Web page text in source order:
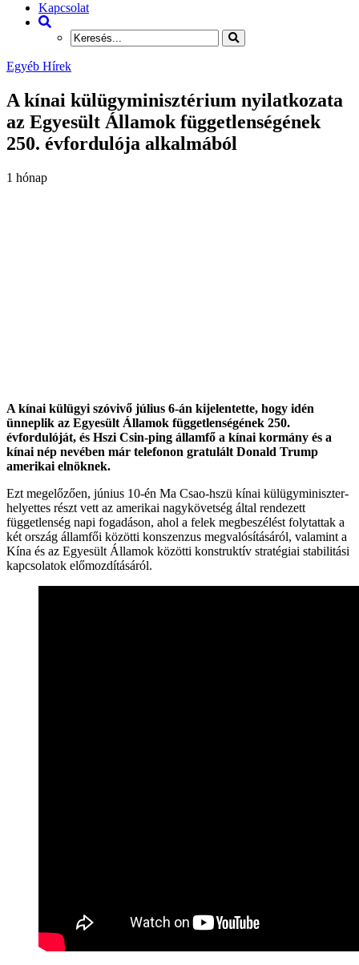
Kapcsolat
Egyéb Hírek
A kínai külügyminisztérium nyilatkozata
az Egyesült Államok függetlenségének
250. évfordulója alkalmából
1 hónap
A kínai külügyi szóvivő július 6-án kijelentette, hogy idén
ünneplik az Egyesült Államok függetlenségének 250.
évfordulóját, és Hszi Csin-ping államfő a kínai kormány és a
kínai nép nevében már telefonon gratulált Donald Trump
amerikai elnöknek.
Ezt megelőzően, június 10-én Ma Csao-hszü kínai külügyminiszter-
helyettes részt vett az amerikai nagykövetség által rendezett
függetlenség napi fogadáson, ahol a felek megbeszélést folytattak a
két ország államfői közötti konszenzus megvalósításáról, valamint a
Kína és az Egyesült Államok közötti konstruktív stratégiai stabilitási
kapcsolatok előmozdításáról.‌‌